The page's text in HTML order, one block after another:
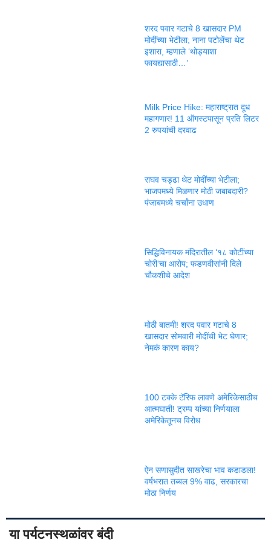
शरद पवार गटाचे 8 खासदार PM
मोदींच्या भेटीला; नाना पटोलेंचा थेट
इशारा, म्हणाले ‘थोड्याशा
फायद्यासाठी…’
Milk Price Hike: महाराष्ट्रात दूध
महागणार! 11 ऑगस्टपासून प्रति लिटर
2 रुपयांची दरवाढ
राघव चड्ढा थेट मोदींच्या भेटीला;
भाजपमध्ये मिळणार मोठी जबाबदारी?
पंजाबमध्ये चर्चांना उधाण
सिद्धिविनायक मंदिरातील ‘१८ कोटींच्या
चोरी’चा आरोप; फडणवीसांनी दिले
चौकशीचे आदेश
मोठी बातमी! शरद पवार गटाचे 8
खासदार सोमवारी मोदींची भेट घेणार;
नेमकं कारण काय?
100 टक्के टॅरिफ लावणे अमेरिकेसाठीच
आत्मघाती! ट्रम्प यांच्या निर्णयाला
अमेरिकेतूनच विरोध
ऐन सणासुदीत साखरेचा भाव कडाडला!
वर्षभरात तब्बल 9% वाढ, सरकारचा
मोठा निर्णय
या पर्यटनस्थळांवर बंदी